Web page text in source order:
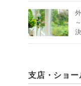
支店・ショー